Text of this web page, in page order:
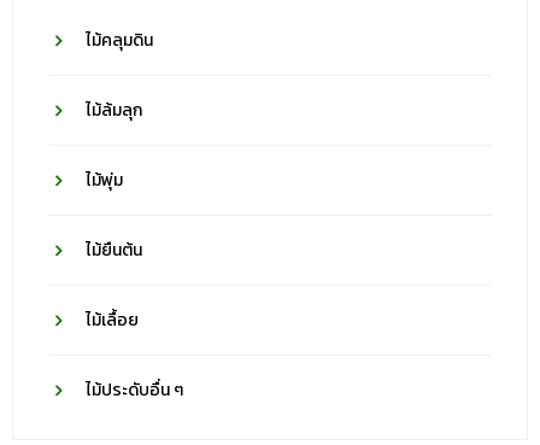
ไม้คลุมดิน
ไม้ล้มลุก
ไม้พุ่ม
ไม้ยืนต้น
ไม้เลื้อย
ไม้ประดับอื่น ๆ